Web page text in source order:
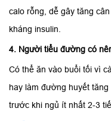
calo rỗng, dễ gây tăng
kháng insulin.
4. Người tiểu đường có
Có thể ăn vào buổi tối vì
hay làm đường huyết
trước khi ngủ ít nhất 2-3